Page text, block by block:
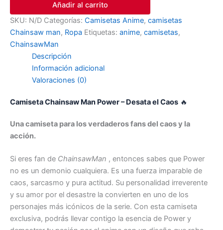
Añadir al carrito
SKU: N/D Categorías: Camisetas Anime, camisetas
Chainsaw man, Ropa Etiquetas: anime, camisetas,
ChainsawMan
Descripción
Información adicional
Valoraciones (0)
Camiseta Chainsaw Man Power– Desata el Caos 🔥
Una camiseta para los verdaderos fans del caos y la
acción.
Si eres fan de ChainsawMan , entonces sabes que Power
no es un demonio cualquiera. Es una fuerza imparable de
caos, sarcasmo y pura actitud. Su personalidad irreverente
y su amor por el desastre la convierten en uno de los
personajes más icónicos de la serie. Con esta camiseta
exclusiva, podrás llevar contigo la esencia de Power y